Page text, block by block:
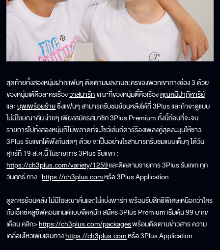
สุดท้ายทั้งสองหนุ่มฝากแฟนๆ ติดตามผลงานละครของพวกเขาทางช่อง 3 ด้วย
ของหนุ่มเต้คือละครเรื่องวาสนารักขณะที่ของหนุ่มตี๋คือเรื่องคุณหมีปาฏิหาริย์
และบุพเพร้อยร้ายซึ่งแฟนๆ สามารถรับชมย้อนหลังได้ที่ 3Plus และถ้าจะดูแบบ
ไม่มีโฆษณาคั่น ง่ายๆ เพียงสมัครสมาชิก 3Plus Premium ทั้งนี้ก่อนที่จะจบ
รายการไปทั้งสองหนุ่มก็ไม่พลาดที่จะโชว์เล่นกีตาร์ร้องเพลงคู่สุดละมุนให้ชาว
3Plus รับแขกได้ฟังกันสดๆ ด้วย จะเป็นอย่างไรสามารถรับชมแบบเต็มๆ ได้วัน
ศุกร์ที่ 19 ส.ค.นี้ ในรายการ 3Plus รับแขก :
https://ch3plus.com/variety/1259และติดตามรายการ 3Plus รับแขก ทุก
วันศุกร์ ทาง :https://ch3plus.comหรือ 3Plus Application
ดูละครย้อนหลัง ไม่มีโฆษณาคั่นและไม่แบ่งพาร์ท พร้อมรับสิทธิพิเศษเหนือกว่าใคร
กับเอ็กซ์คลูซีฟคอนเทนต์แบบจัดหนัก สมัคร 3Plus Premium เริ่มต้น 99 บาท/
เดือน คลิก>https://ch3plus.com/packagesพร้อมติดตามข่าวสาร ความ
เคลื่อนไหวเพิ่มเติมทางhttps://ch3plus.comหรือ 3Plus Application